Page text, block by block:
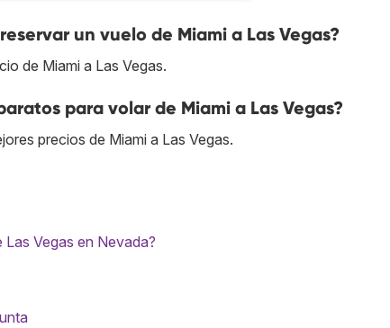
un vuelo de Miami a Las Vegas?
de Miami a Las Vegas.
para volar de Miami a Las Vegas?
precios de Miami a Las Vegas.
Vegas en Nevada?